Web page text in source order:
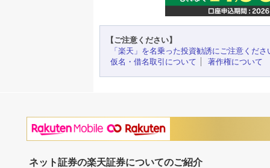
【ご注意ください】
「楽天」を名乗った投資勧誘にご注意くださ
仮名・借名取引について
著作権について
ネット証券の楽天証券についてのご紹介